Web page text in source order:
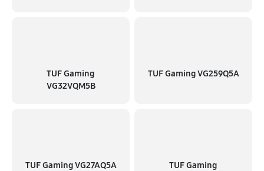
TUF Gaming
VG32VQM5B
TUF Gaming VG259Q5A
TUF Gaming VG27AQ5A
TUF Gaming